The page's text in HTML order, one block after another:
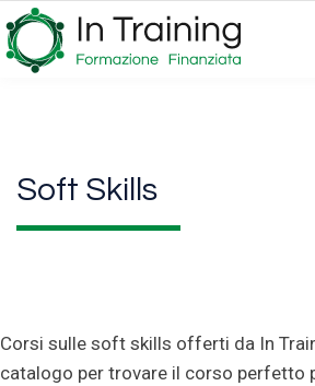
Skip
to
main
Soft Skills
Corsi sulle soft skills offerti da In
catalogo per trovare il corso perfetto